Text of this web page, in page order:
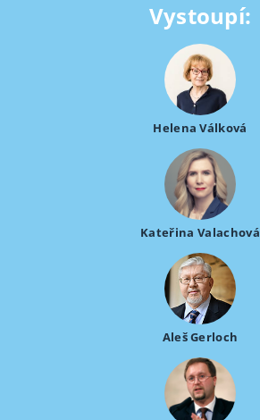
Vystoupí:
Helena Válková
Kateřina Valachová
Aleš Gerloch